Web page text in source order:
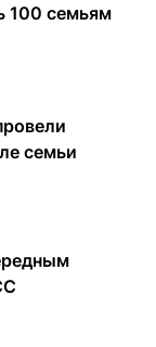
100 семьям
семьи